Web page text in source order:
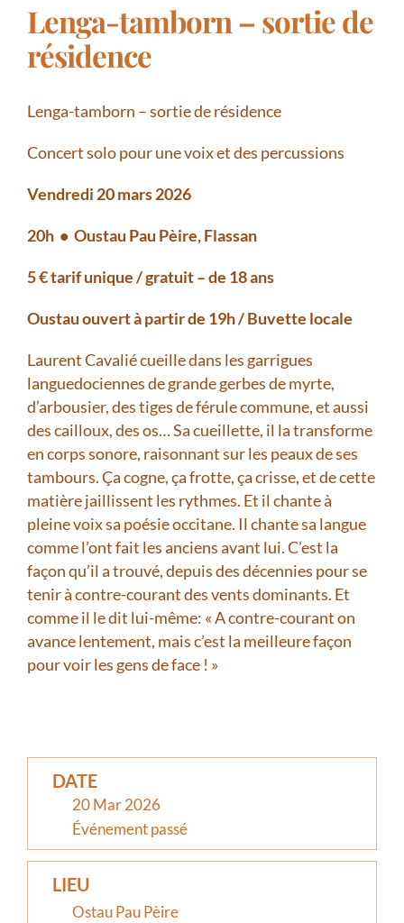
Lenga-tamborn – sortie de
résidence
Lenga-tamborn –sortie de résidence
Concert solo pour une voix et des percussions
Vendredi 20 mars 2026
20h • Oustau Pau Pèire, Flassan
5 € tarif unique / gratuit – de 18 ans
Oustau ouvert à partir de 19h / Buvette locale
Laurent Cavalié cueille dans les garrigues
languedociennes de grande gerbes de myrte,
d’arbousier, des tiges de férule commune, et aussi
des cailloux, des os… Sa cueillette, il la transforme
en corps sonore, raisonnant sur les peaux de ses
tambours. Ça cogne, ça frotte, ça crisse, et de cette
matière jaillissent les rythmes. Et il chante à
pleine voix sa poésie occitane. Il chante sa langue
comme l’ont fait les anciens avant lui. C’est la
façon qu’il a trouvé, depuis des décennies pour se
tenir à contre-courant des vents dominants. Et
comme il le dit lui-même: « A contre-courant on
avance lentement, mais c’est la meilleure façon
pour voir les gens de face ! »
DATE
20 Mar 2026
Événement passé
LIEU
Ostau Pau Pèire